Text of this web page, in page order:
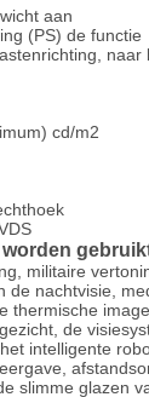
aan
(PS) de functie
naar
cd/m2
militaire
de nachtvisie,
thermische
de
intelligente
slimme glazen